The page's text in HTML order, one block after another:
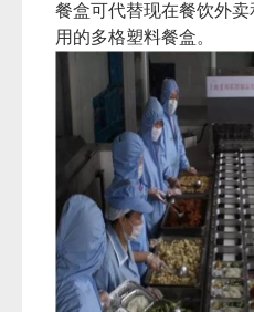
餐盒可代替现在餐饮外
用的多格塑料餐盒。